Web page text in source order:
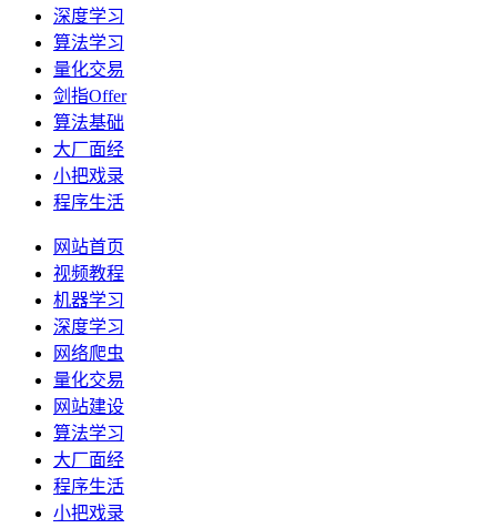
深度学习
算法学习
量化交易
剑指Offer
算法基础
大厂面经
小把戏录
程序生活
网站首页
视频教程
机器学习
深度学习
网络爬虫
量化交易
网站建设
算法学习
大厂面经
程序生活
小把戏录